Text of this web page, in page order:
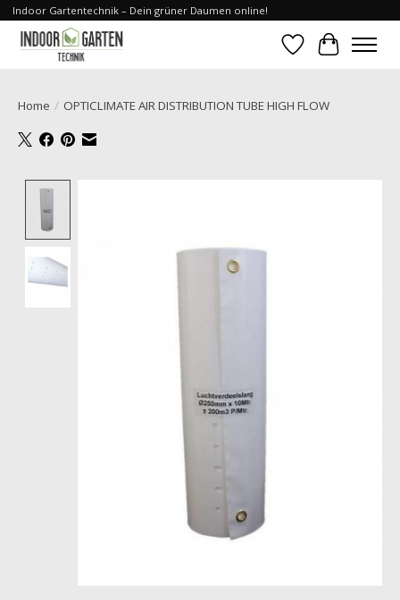
Indoor Gartentechnik – Dein grüner Daumen online!
Verlanglijst
Home / OPTICLIMATE AIR DISTRIBUTION TUBE HIGH FLOW